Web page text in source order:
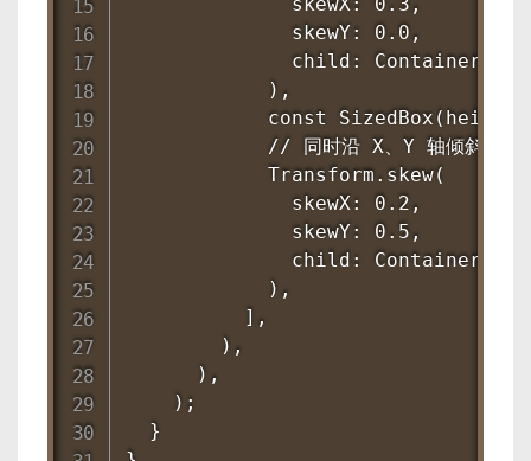
              skewY: 0.0,
child:
            ),
const
            // 同时沿 X、Y 轴倾斜
            Transform.skew(
              skewX: 0.2,
              skewY: 0.5,
child:
            ),
          ],
        ),
      ),
    );
  }